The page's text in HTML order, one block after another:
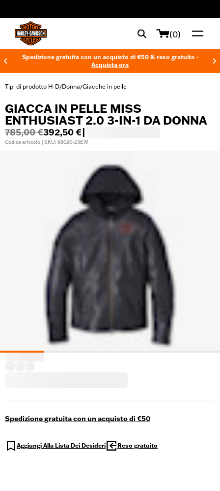
(0)
Spedizione gratuita con un acquisto di €50 & reso gratuito -
Acquista ora
Tipi di prodotto H-D/Donna/Giacche in pelle
GIACCA IN PELLE MISS
ENTHUSIAST 2.0 3-IN-1 DA DONNA
785,00 €392,50 €
Codice articolo | SKU: 98020-23EW
Spedizione gratuita con un acquisto di €50
Aggiungi Alla Lista Dei Desideri Reso gratuito